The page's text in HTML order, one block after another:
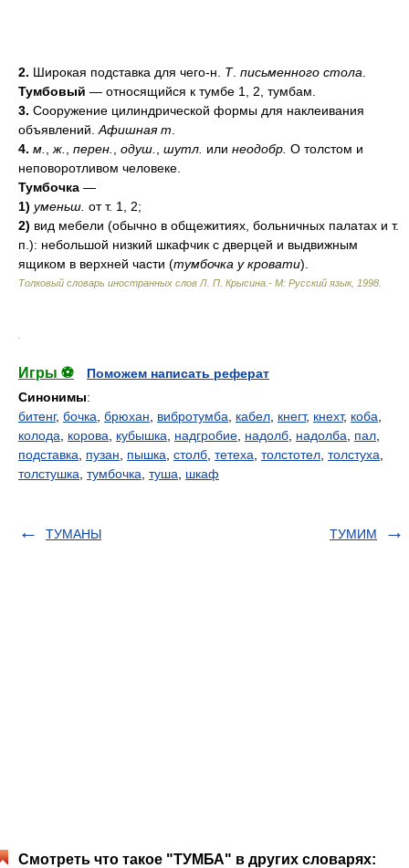
2. Широкая подставка для чего-н. Т. письменного стола
Тумбовый — относящийся к тумбе 1, 2, тумбам.
3. Сооружение цилиндрической формы для наклеивания
объявлений. Афишная т
4. м. ж. перен. одуш. шутл. или неодобр. О толстом и
неповоротливом человеке.
Тумбочка —
1) уменьш. от т. 1, 2;
2) вид мебели (обычно в общежитиях, больничных палатах и т.
п.): небольшой низкий шкафчик с дверцей и выдвижным
ящиком в верхней части (тумбочка у кровати).
Толковый словарь иностранных слов Л. П. Крысина.- М: Русский язык, 1998
Игры ⚽
Поможем написать реферат
Синонимы:
битенг, бочка брюхан вибротумба кабел кнегт, кнехт, коба
колода
корова кубышка надгробие надолб надолба пал
подставка
пузан пышка столб тетеха толстотел толстуха
толстушка тумбочка туша шкаф
ТУМАНЫ ТУМИМ
Смотреть что такое "ТУМБА" в других словарях: